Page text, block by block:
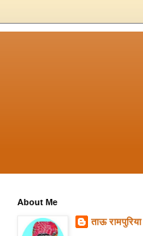
About Me
ताऊ रामपुरिया